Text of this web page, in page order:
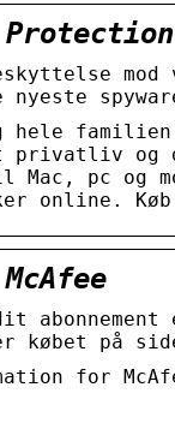
hele familien
privatliv og
pc og
online.
købet på
for